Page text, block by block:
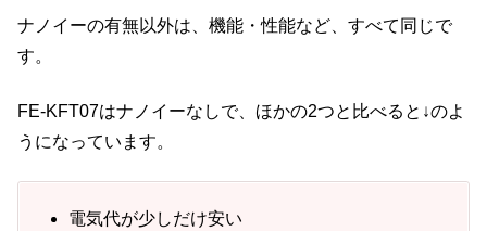
ナノイーの有無以外は、機能・性能など、すべて同じで
す。
FE-KFT07はナノイーなしで、ほかの2つと比べると↓のよ
うになっています。
電気代が少しだけ安い